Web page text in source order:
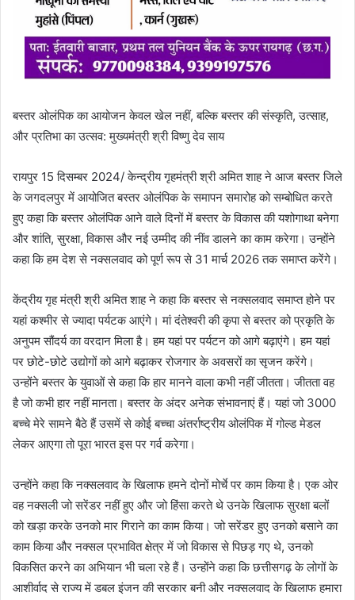
बस्तर ओलंपिक का आयोजन केवल खेल नहीं, बल्कि बस्तर की संस्कृति, उत्साह,
और प्रतिभा का उत्सव: मुख्यमंत्री श्री विष्णु देव साय
रायपुर 15 दिसम्बर 2024/ केन्द्रीय गृहमंत्री श्री अमित शाह ने आज बस्तर जिले
के जगदलपुर में आयोजित बस्तर ओलंपिक के समापन समारोह को सम्बोधित करते
हुए कहा कि बस्तर ओलंपिक आने वाले दिनों में बस्तर के विकास की यशोगाथा बनेगा
और शांति, सुरक्षा, विकास और नई उम्मीद की नींव डालने का काम करेगा। उन्होंने
कहा कि हम देश से नक्सलवाद को पूर्ण रूप से 31 मार्च 2026 तक समाप्त करेंगे।
केंद्रीय गृह मंत्री श्री अमित शाह ने कहा कि बस्तर से नक्सलवाद समाप्त होने पर
यहां कश्मीर से ज्यादा पर्यटक आएंगे। मां दंतेश्वरी की कृपा से बस्तर को प्रकृति के
अनुपम सौंदर्य का वरदान मिला है। हम यहां पर पर्यटन को आगे बढ़ाएंगे। हम यहां
पर छोटे-छोटे उद्योगों को आगे बढ़ाकर रोजगार के अवसरों का सृजन करेंगे।
उन्होंने बस्तर के युवाओं से कहा कि हार मानने वाला कभी नहीं जीतता। जीतता वह
है जो कभी हार नहीं मानता। बस्तर के अंदर अनेक संभावनाएं हैं। यहां जो 3000
बच्चे मेरे सामने बैठे हैं उसमें से कोई बच्चा अंतर्राष्ट्रीय ओलंपिक में गोल्ड मेडल
लेकर आएगा तो पूरा भारत इस पर गर्व करेगा।
उन्होंने कहा कि नक्सलवाद के खिलाफ हमने दोनों मोर्चे पर काम किया है। एक ओर
वह नक्सली जो सरेंडर नहीं हुए और जो हिंसा करते थे उनके खिलाफ सुरक्षा बलों
को खड़ा करके उनको मार गिराने का काम किया। जो सरेंडर हुए उनको बसाने का
काम किया और नक्सल प्रभावित क्षेत्र में जो विकास से पिछड़ गए थे, उनको
विकसित करने का अभियान भी चला रहे हैं। उन्होंने कहा कि छत्तीसगढ़ के लोगों के
आशीर्वाद से राज्य में डबल इंजन की सरकार बनी और नक्सलवाद के खिलाफ हमारा